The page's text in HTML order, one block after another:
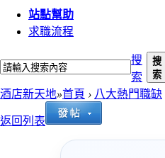
站點幫助
求職流程
搜
索
搜
索
酒店新天地»首頁 › 八大熱門職缺
返回列表